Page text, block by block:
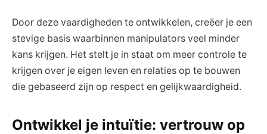
Door deze vaardigheden te ontwikkelen, creëer je een
stevige basis waarbinnen⁣ manipulators veel minder⁤
kans ​krijgen. Het stelt je in ⁤staat om meer ‌controle‌ te
krijgen over je eigen leven en relaties op te bouwen
die ​gebaseerd zijn op respect ​en gelijkwaardigheid.
Ontwikkel je intuïtie: vertrouw op‌